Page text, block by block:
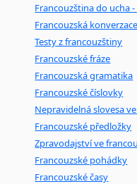
Francouzština do ucha
Francouzská konverzace
Testy z francouzštiny
Francouzské fráze
Francouzská gramatika
Francouzské číslovky
Nepravidelná slovesa
Francouzské předložky
Zpravodajství ve
Francouzské pohádky
Francouzské časy